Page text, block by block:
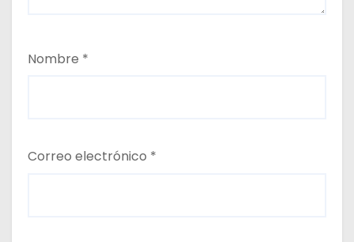
Nombre *
Correo electrónico *